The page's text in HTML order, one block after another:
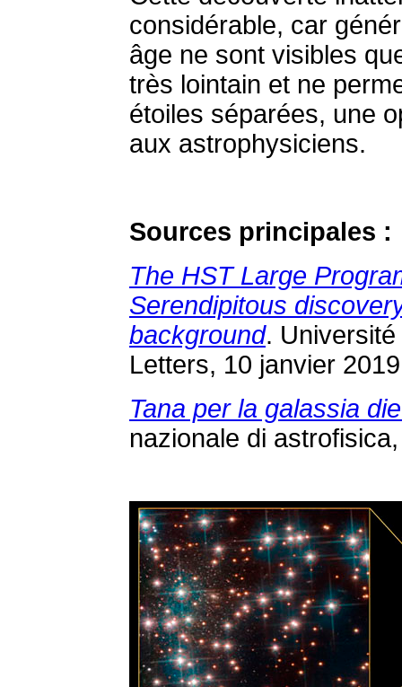
considérable, car
âge ne sont visibles
très lointain et ne
étoiles séparées, une
aux astrophysiciens.
Sources principales :
The HST Large
Serendipitous
background.
Letters, 10 janvier
Tana per la galassia
nazionale di